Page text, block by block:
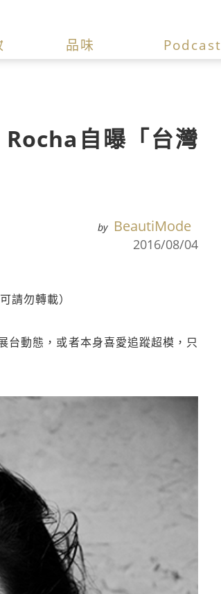
品味 Podcast
自曝「台灣
by BeautiMode
2016/08/04
請勿轉載）
台動態，或者本身喜愛追蹤超模，只